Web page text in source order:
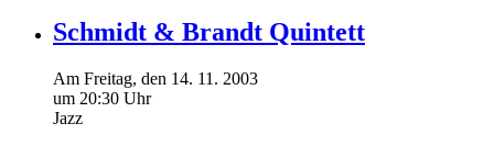
Schmidt & Brandt Quintett
Am Freitag, den 14. 11. 2003
um 20:30 Uhr
Jazz